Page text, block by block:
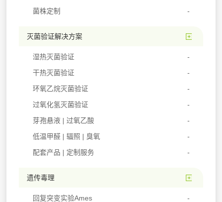
菌株定制
灭菌验证解决方案
湿热灭菌验证
干热灭菌验证
环氧乙烷灭菌验证
过氧化氢灭菌验证
芽孢悬液 | 过氧乙酸
低温甲醛 | 辐照 | 臭氧
配套产品 | 定制服务
遗传毒理
回复突变实验Ames